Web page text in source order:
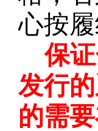
心按
保
发行
的需